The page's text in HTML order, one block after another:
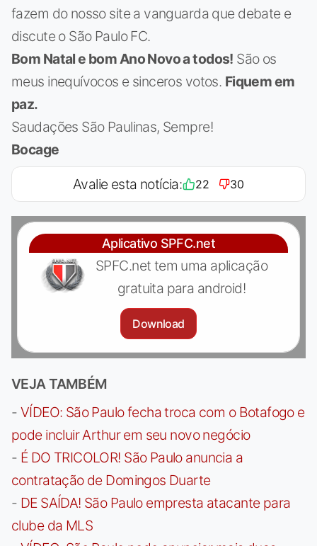
fazem do nosso site a vanguarda que debate e
discute o São Paulo FC.
Bom Natal e bom Ano Novo a todos! São os
meus inequívocos e sinceros votos. Fiquem em
paz.
Saudações São Paulinas, Sempre!
Bocage
Avalie esta notícia: 22 30
Aplicativo SPFC.net
SPFC.net tem uma aplicação
gratuita para android!
Download
VEJA TAMBÉM
- VÍDEO: São Paulo fecha troca com o Botafogo e
pode incluir Arthur em seu novo negócio
- É DO TRICOLOR! São Paulo anuncia a
contratação de Domingos Duarte
- DE SAÍDA! São Paulo empresta atacante para
clube da MLS